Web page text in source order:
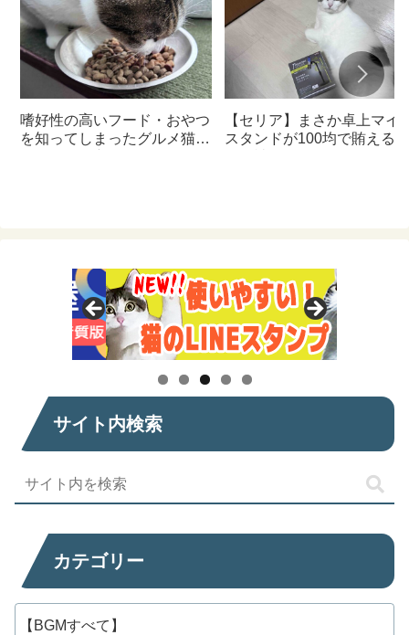
嗜好性の高いフード・おやつ
を知ってしまったグルメ猫の
【セリア】まさか卓上マイ
スタンドが100均で賄えるな
サイト内検索
カテゴリー
【BGMすべて】